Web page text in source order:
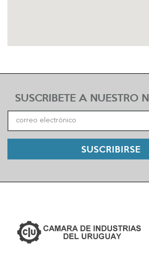
SUSCRIBETE A NUESTRO
SUSCRIBIRSE